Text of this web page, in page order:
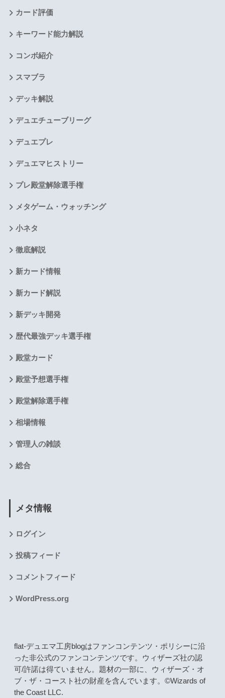
カード評価
キーワード能力解説
コンボ紹介
スマブラ
デッキ解説
デュエチューブリーグ
デュエプレ
デュエマヒストリー
プレ殿堂解除選手権
メタゲーム・ウォッチング
小ネタ
徹底解説
新カード情報
新カード解説
新デッキ開発
歴代最強デッキ選手権
殿堂カード
殿堂予想選手権
殿堂解除選手権
相場情報
管理人の雑談
総合
メタ情報
ログイン
投稿フィード
コメントフィード
WordPress.org
flat-デュエマ工房blogはファンコンテンツ・ポリシーに沿
った非公式のファンコンテンツです。ウィザーズ社の認
可/許諾は得ていません。題材の一部に、ウィザーズ・オ
ブ・ザ・コースト社の財産を含んでいます。©Wizards of
the Coast LLC.